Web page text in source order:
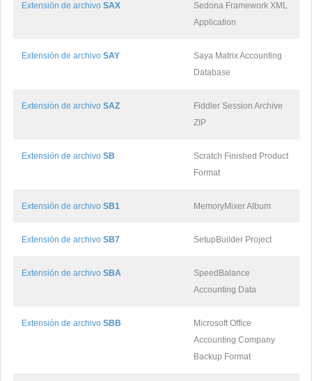
Extensión de archivo SAX
Sedona Framework XML
Application
Extensión de archivo SAY
Saya Matrix Accounting
Database
Extensión de archivo SAZ
Fiddler Session Archive
ZIP
Extensión de archivo SB
Scratch Finished Product
Format
Extensión de archivo SB1 MemoryMixer Album
Extensión de archivo SB7 SetupBuilder Project
Extensión de archivo SBA
SpeedBalance
Accounting Data
Extensión de archivo SBB
Microsoft Office
Accounting Company
Backup Format